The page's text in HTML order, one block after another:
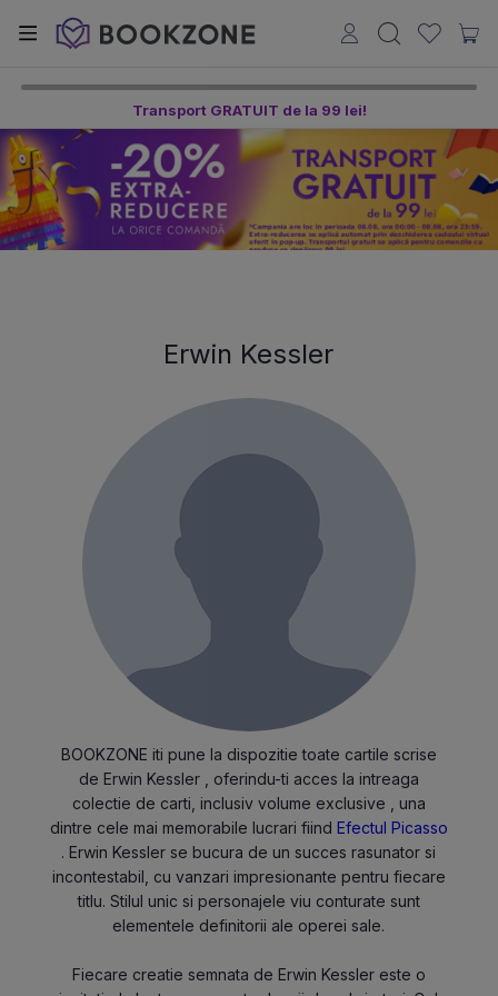
Transport GRATUIT de la 99 lei!
Erwin Kessler
BOOKZONE iti pune la dispozitie toate cartile scrise
de Erwin Kessler , oferindu-ti acces la intreaga
colectie de carti, inclusiv volume exclusive , una
dintre cele mai memorabile lucrari fiind Efectul Picasso
. Erwin Kessler se bucura de un succes rasunator si
incontestabil, cu vanzari impresionante pentru fiecare
titlu. Stilul unic si personajele viu conturate sunt
elementele definitorii ale operei sale.
Fiecare creatie semnata de Erwin Kessler este o